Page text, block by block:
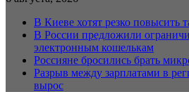
В Киеве хотят резко повысить
В России предложили
электронным кошелькам
Россияне бросились брать
Разрыв между зарплатами в
вырос